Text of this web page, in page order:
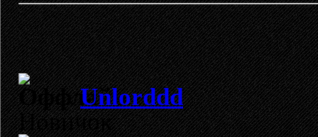
Unlorddd
Новичок